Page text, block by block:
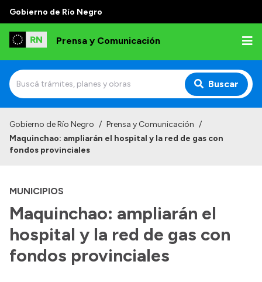
Gobierno de Río Negro
Prensa y Comunicación
Buscar
Institucional
Referentes de prensa
Archivo de noticias
Transparencia
Gobierno de Río Negro / Prensa y Comunicación /
Maquinchao: ampliarán el hospital y la red de gas con
fondos provinciales
MUNICIPIOS
Maquinchao: ampliarán el
hospital y la red de gas con
fondos provinciales